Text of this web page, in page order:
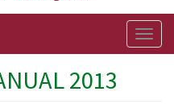
2013